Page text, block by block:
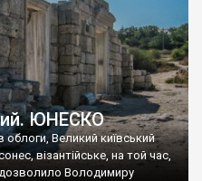
ЮНЕСКО
облоги, Великий київський
візантійське, на той час,
Володимиру